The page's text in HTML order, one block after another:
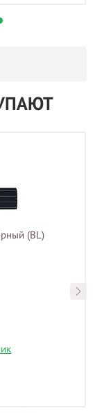
(BL)